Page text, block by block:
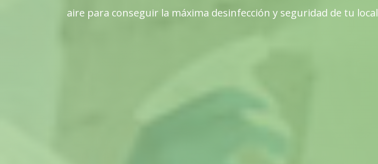
aire para conseguir la máxima desinfección y seguridad de tu local